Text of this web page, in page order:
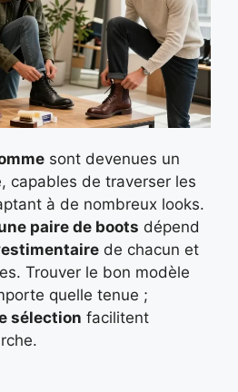
sont devenues un
capables de traverser les
à de nombreux looks.
paire de boots dépend
de chacun et
Trouver le bon modèle
quelle tenue ;
sélection facilitent